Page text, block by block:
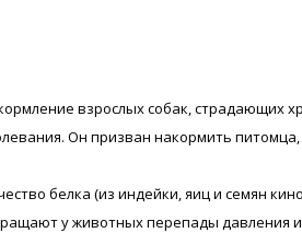
взрослых собак,
Он призван накормить
белка (из индейки, яиц и семян
у животных перепады давления